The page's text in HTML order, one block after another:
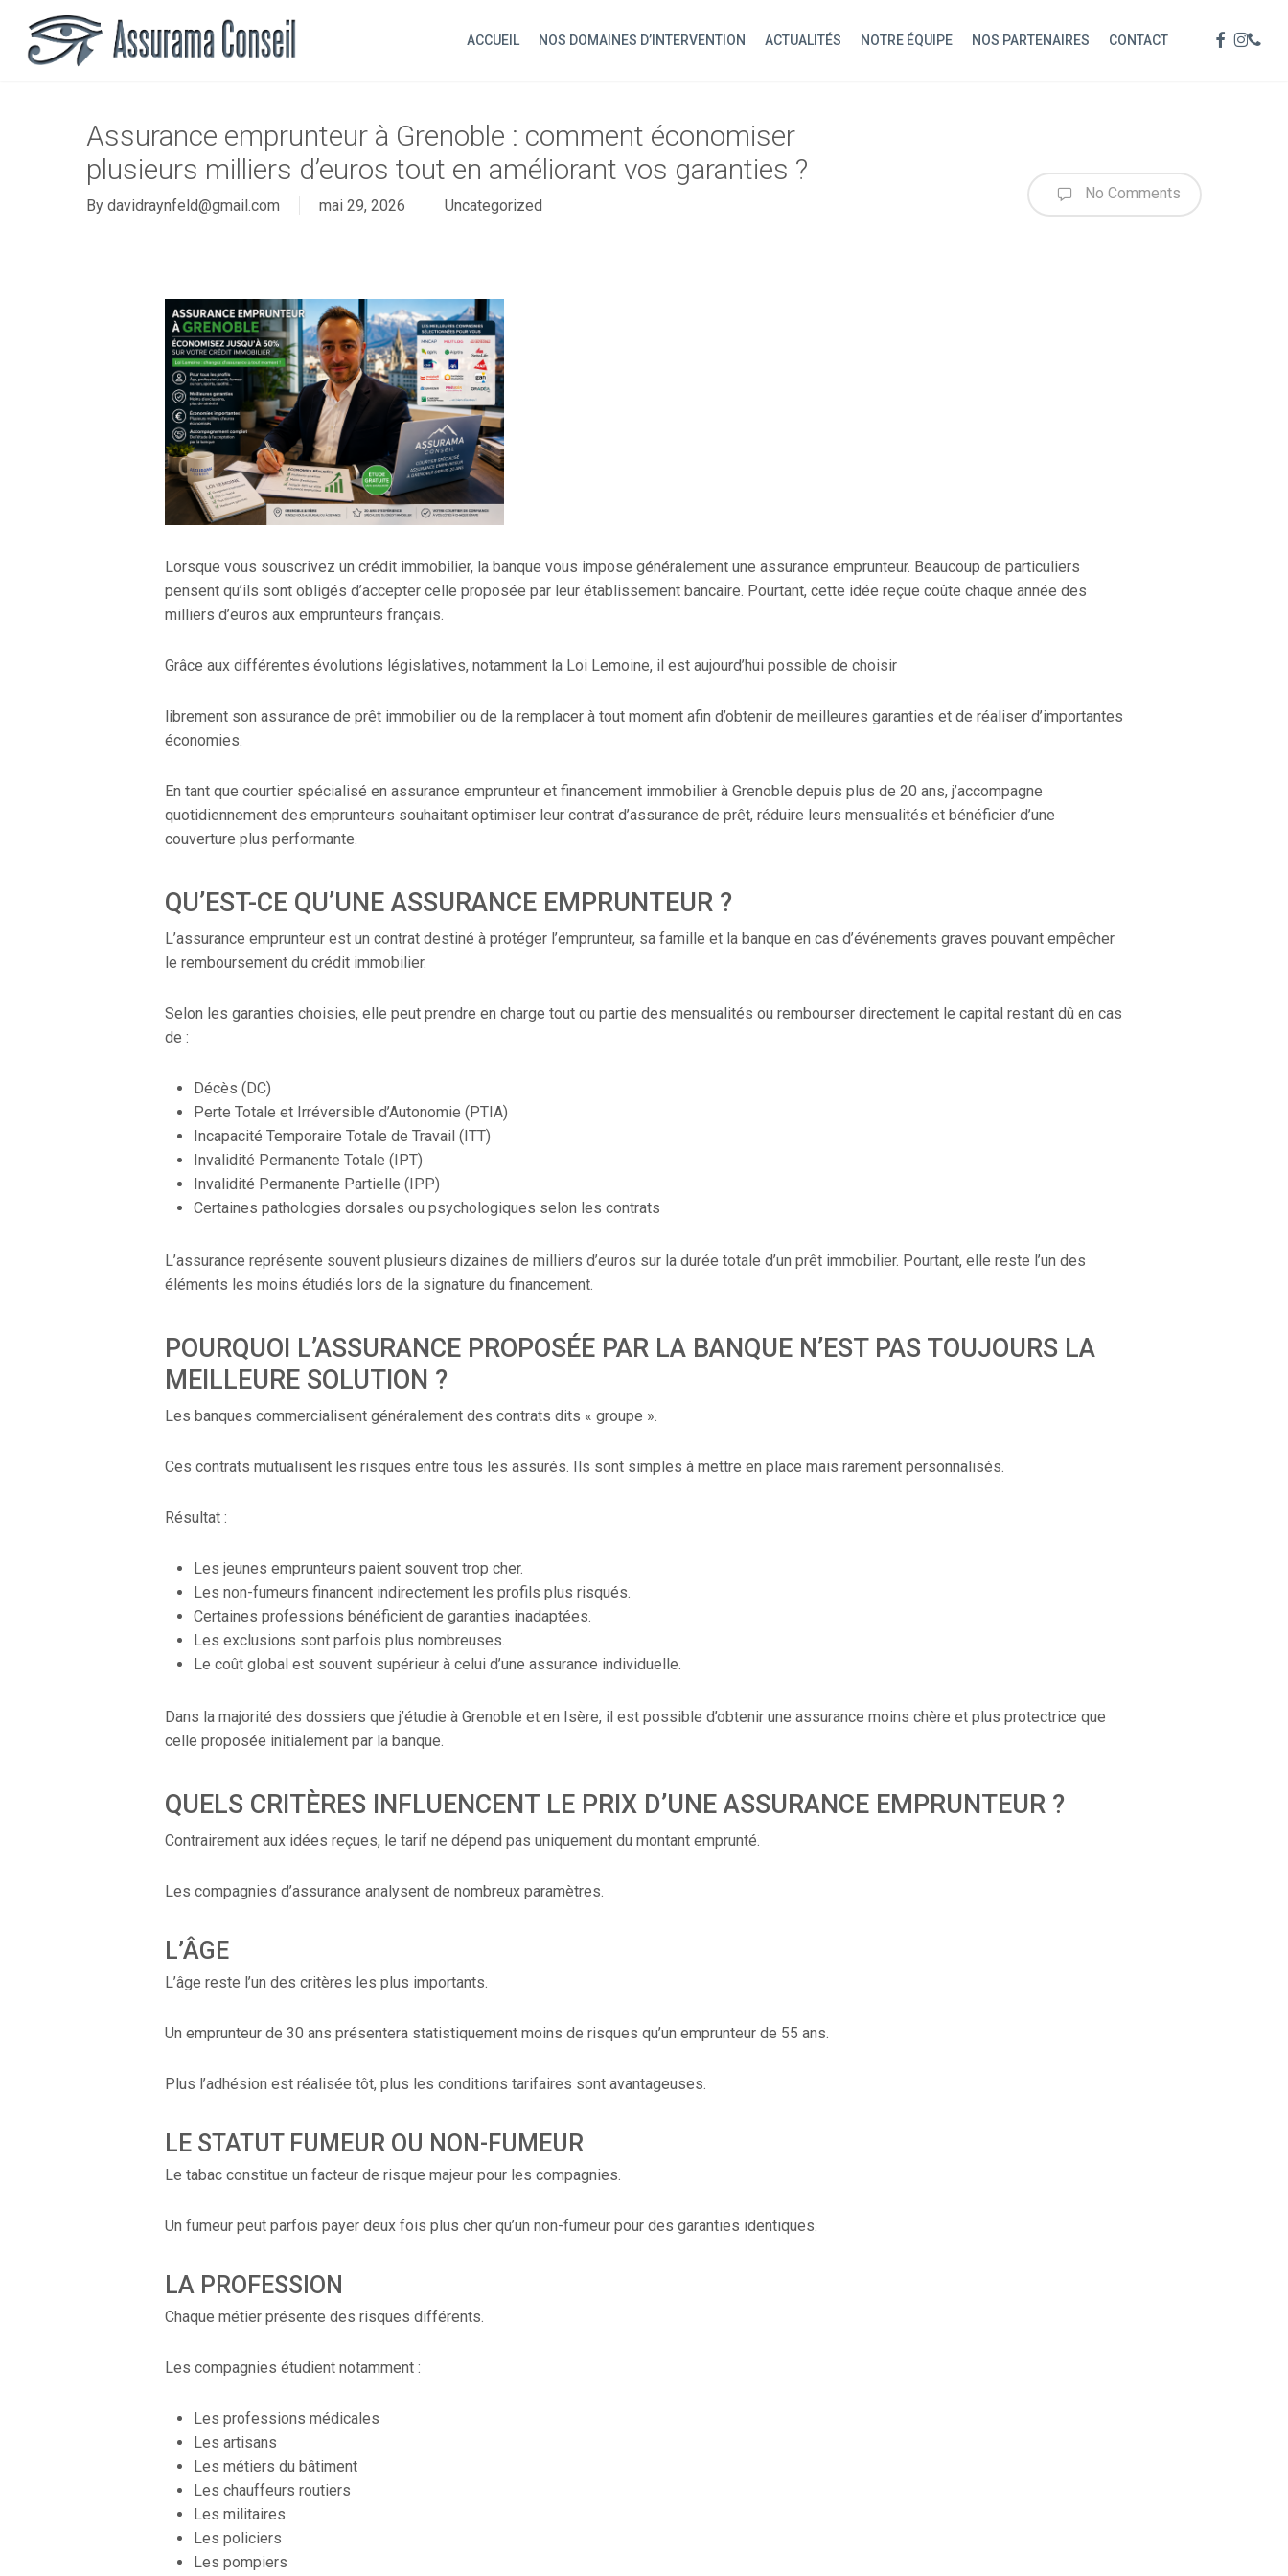
main
ACCUEIL NOS DOMAINES D’INTERVENTION ACTUALITÉS NOTRE ÉQUIPE NOS PARTENAIRES CONTACT FACEBOOK
Assurance emprunteur à Grenoble : comment économiser
plusieurs milliers d’euros tout en améliorant vos garanties ?
By davidraynfeld@gmail.com mai 29, 2026 Uncategorized
No Comments
Lorsque vous souscrivez un crédit immobilier, la banque vous impose généralement une assurance emprunteur. Beaucoup de particuliers
pensent qu’ils sont obligés d’accepter celle proposée par leur établissement bancaire. Pourtant, cette idée reçue coûte chaque année des
milliers d’euros aux emprunteurs français.
Grâce aux différentes évolutions législatives, notamment la Loi Lemoine, il est aujourd’hui possible de choisir
librement son assurance de prêt immobilier ou de la remplacer à tout moment afin d’obtenir de meilleures garanties et de réaliser d’importantes
économies.
En tant que courtier spécialisé en assurance emprunteur et financement immobilier à Grenoble depuis plus de 20 ans, j’accompagne
quotidiennement des emprunteurs souhaitant optimiser leur contrat d’assurance de prêt, réduire leurs mensualités et bénéficier d’une
couverture plus performante.
QU’EST-CE QU’UNE ASSURANCE EMPRUNTEUR ?
L’assurance emprunteur est un contrat destiné à protéger l’emprunteur, sa famille et la banque en cas d’événements graves pouvant empêcher
le remboursement du crédit immobilier.
Selon les garanties choisies, elle peut prendre en charge tout ou partie des mensualités ou rembourser directement le capital restant dû en cas
de :
Décès (DC)
Perte Totale et Irréversible d’Autonomie (PTIA)
Incapacité Temporaire Totale de Travail (ITT)
Invalidité Permanente Totale (IPT)
Invalidité Permanente Partielle (IPP)
Certaines pathologies dorsales ou psychologiques selon les contrats
L’assurance représente souvent plusieurs dizaines de milliers d’euros sur la durée totale d’un prêt immobilier. Pourtant, elle reste l’un des
éléments les moins étudiés lors de la signature du financement.
POURQUOI L’ASSURANCE PROPOSÉE PAR LA BANQUE N’EST PAS TOUJOURS LA
MEILLEURE SOLUTION ?
Les banques commercialisent généralement des contrats dits « groupe ».
Ces contrats mutualisent les risques entre tous les assurés. Ils sont simples à mettre en place mais rarement personnalisés.
Résultat :
Les jeunes emprunteurs paient souvent trop cher.
Les non-fumeurs financent indirectement les profils plus risqués.
Certaines professions bénéficient de garanties inadaptées.
Les exclusions sont parfois plus nombreuses.
Le coût global est souvent supérieur à celui d’une assurance individuelle.
Dans la majorité des dossiers que j’étudie à Grenoble et en Isère, il est possible d’obtenir une assurance moins chère et plus protectrice que
celle proposée initialement par la banque.
QUELS CRITÈRES INFLUENCENT LE PRIX D’UNE ASSURANCE EMPRUNTEUR ?
Contrairement aux idées reçues, le tarif ne dépend pas uniquement du montant emprunté.
Les compagnies d’assurance analysent de nombreux paramètres.
L’ÂGE
L’âge reste l’un des critères les plus importants.
Un emprunteur de 30 ans présentera statistiquement moins de risques qu’un emprunteur de 55 ans.
Plus l’adhésion est réalisée tôt, plus les conditions tarifaires sont avantageuses.
LE STATUT FUMEUR OU NON-FUMEUR
Le tabac constitue un facteur de risque majeur pour les compagnies.
Un fumeur peut parfois payer deux fois plus cher qu’un non-fumeur pour des garanties identiques.
LA PROFESSION
Chaque métier présente des risques différents.
Les compagnies étudient notamment :
Les professions médicales
Les artisans
Les métiers du bâtiment
Les chauffeurs routiers
Les militaires
Les policiers
Les pompiers